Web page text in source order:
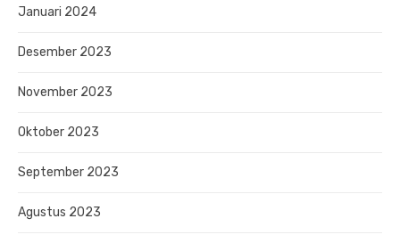
Januari 2024
Desember 2023
November 2023
Oktober 2023
September 2023
Agustus 2023